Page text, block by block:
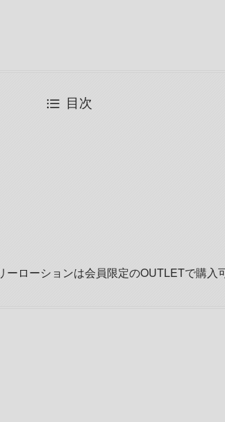
目次
ローションは会員限定のOUTLETで購入